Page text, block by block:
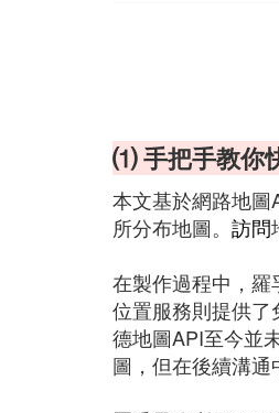
⑴ 手把手教你
本文基於網路地
所分布地圖。 訪問
在製作過程中，
位置服務則提供
德地圖API至今並
圖，但在後續溝通